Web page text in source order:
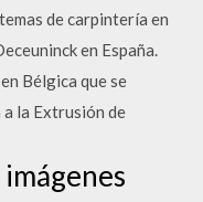
de carpintería en
en España.
Bélgica que se
a la Extrusión de